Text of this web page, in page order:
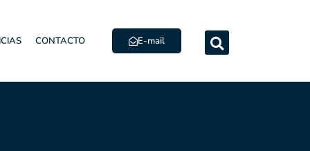
CONTACTO E-mail